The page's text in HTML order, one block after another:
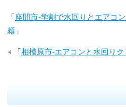
「 座間市-学割で水回りとエアコ
頼 」
「 相模原市-エアコンと水回り